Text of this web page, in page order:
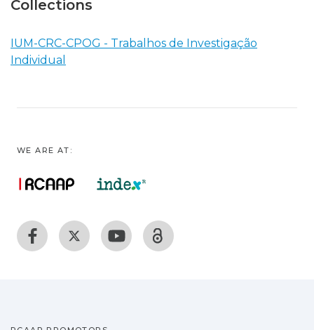
Collections
IUM-CRC-CPOG - Trabalhos de Investigação
Individual
WE ARE AT: